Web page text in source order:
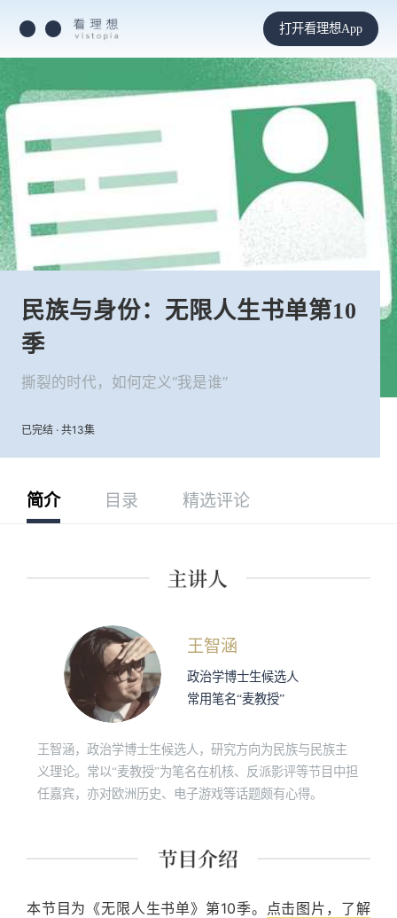
打开看理想App
民族与身份：无限人生书单第10
季
撕裂的时代，如何定义“我是谁”
已完结 · 共13集
简介 目录 精选评论
王智涵
政治学博士生候选人
常用笔名“麦教授”
王智涵，政治学博士生候选人，研究方向为民族与民族主
义理论。常以“麦教授”为笔名在机核、反派影评等节目中担
任嘉宾，亦对欧洲历史、电子游戏等话题颇有心得。
本节目为《无限人生书单》第10季。
点击图片，了解